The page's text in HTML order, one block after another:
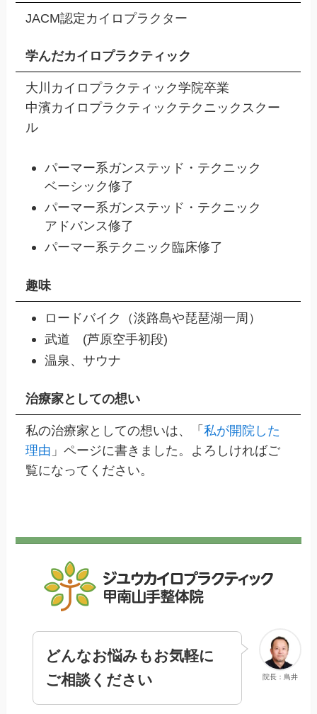
JACM認定カイロプラクター
学んだカイロプラクティック
大川カイロプラクティック学院卒業
中濱カイロプラクティックテクニックスクー
ル
パーマー系ガンステッド・テクニック
ベーシック修了
パーマー系ガンステッド・テクニック
アドバンス修了
パーマー系テクニック臨床修了
趣味
ロードバイク（淡路島や琵琶湖一周）
武道 (芦原空手初段)
温泉、サウナ
治療家としての想い
私の治療家としての想いは、「 私が開院した
理由 」ページに書きました。よろしければご
覧になってください。
院長：鳥井
どんなお悩みもお気軽に
ご相談ください